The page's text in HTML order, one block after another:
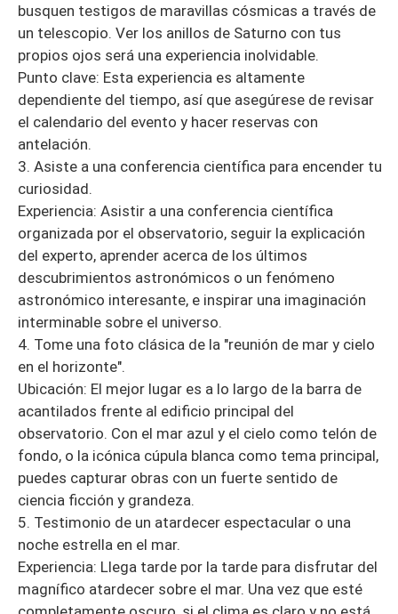
busquen testigos de maravillas cósmicas a través de
un telescopio. Ver los anillos de Saturno con tus
propios ojos será una experiencia inolvidable.
Punto clave: Esta experiencia es altamente
dependiente del tiempo, así que asegúrese de revisar
el calendario del evento y hacer reservas con
antelación.
3. Asiste a una conferencia científica para encender tu
curiosidad.
Experiencia: Asistir a una conferencia científica
organizada por el observatorio, seguir la explicación
del experto, aprender acerca de los últimos
descubrimientos astronómicos o un fenómeno
astronómico interesante, e inspirar una imaginación
interminable sobre el universo.
4. Tome una foto clásica de la "reunión de mar y cielo
en el horizonte".
Ubicación: El mejor lugar es a lo largo de la barra de
acantilados frente al edificio principal del
observatorio. Con el mar azul y el cielo como telón de
fondo, o la icónica cúpula blanca como tema principal,
puedes capturar obras con un fuerte sentido de
ciencia ficción y grandeza.
5. Testimonio de un atardecer espectacular o una
noche estrella en el mar.
Experiencia: Llega tarde por la tarde para disfrutar del
magnífico atardecer sobre el mar. Una vez que esté